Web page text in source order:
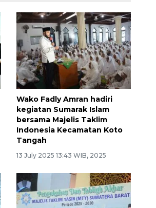
Wako Fadly Amran hadiri
kegiatan Sumarak Islam
bersama Majelis Taklim
Indonesia Kecamatan Koto
Tangah
13 July 2025 13:43 WIB, 2025